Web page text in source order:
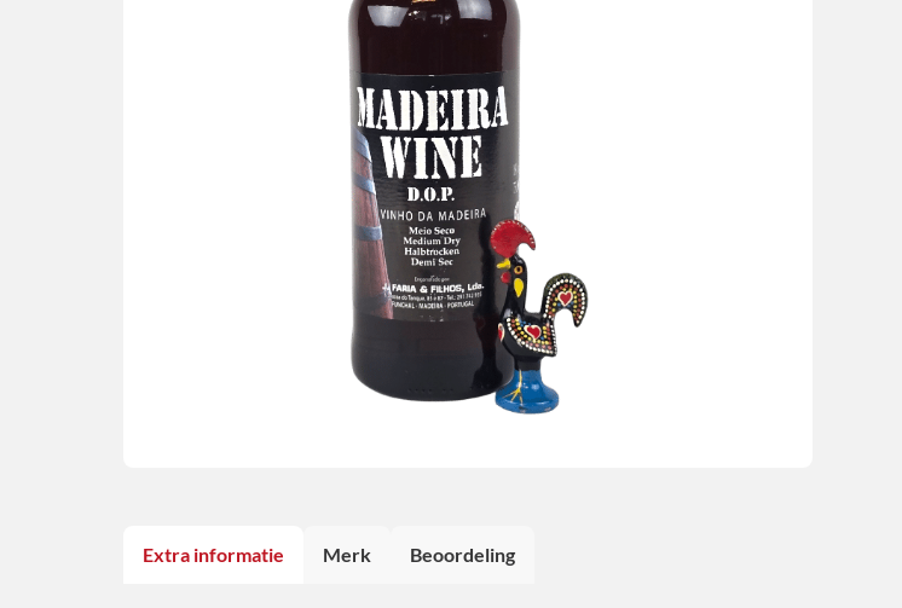
Extra informatie Merk Beoordeling